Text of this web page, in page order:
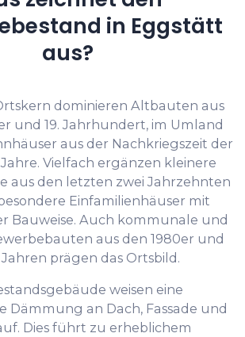
in Eggstätt
aus?
dominieren Altbauten aus
und 19. Jahrhundert, im Umland
aus der Nachkriegszeit der
Vielfach ergänzen kleinere
aus den letzten zwei Jahrzehnten
Einfamilienhäuser mit
Bauweise. Auch kommunale und
aus den 1980er und
Jahren prägen das Ortsbild.
weisen eine
Dämmung an Dach, Fassade und
Dies führt zu erheblichem